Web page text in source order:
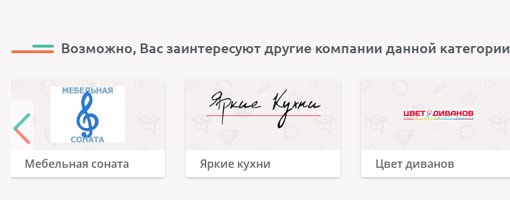
Возможно, Вас заинтересуют другие компании данной категории
Мебельная соната Яркие кухни Цвет диванов